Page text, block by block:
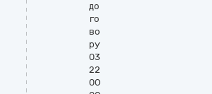
до
го
во
ру
03
22
00